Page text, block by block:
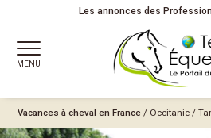
Les annonces des
MENU
Vacances à cheval en France / Occitanie /